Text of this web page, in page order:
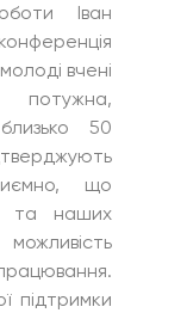
Іван
вчені
потужна,
50
що
та наших
підтримки